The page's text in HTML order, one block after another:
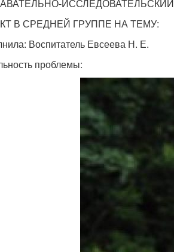
ИССЛЕДОВАТЕЛЬСКИЙ
В СРЕДНЕЙ ГРУППЕ НА ТЕМУ:
Воспитатель Евсеева Н. Е.
проблемы: